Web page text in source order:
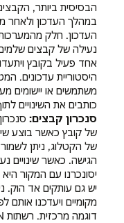
הבסיסית ביותר,
במהלך העדכון ולאחר
העדכון. חלק
נעילה של קבצים
אחד פעיל בקובץ
היסטוריית עדכונים.
משתמשים או יישומים
כותבים את השינויים
סנכרון קבצים:
של קובץ כאשר בוצע
של הקטלוג, ניתן
הגישה. כאשר שינויים
יסונכרנו עם המקור
יש גם עותקים אד הוק.